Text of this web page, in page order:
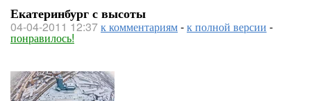
Екатеринбург с высоты
04-04-2011 12:37к комментариям-к полной версии -
понравилось!